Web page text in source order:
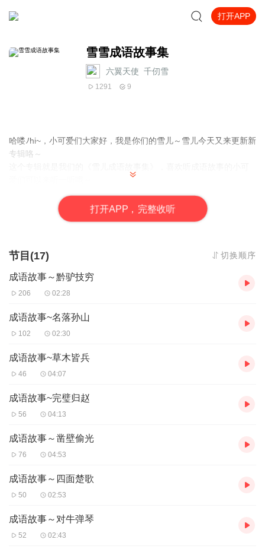
打开APP
雪雪成语故事集
六翼天使_千仞雪
1291 9
哈喽ﾉhi~，小可爱们大家好，我是你们的雪儿～雪儿今天又来更新新
专辑咯～
打开APP，完整收听
节目(17) 切换顺序
成语故事～黔驴技穷
206 02:28
成语故事~名落孙山
102 02:30
成语故事~草木皆兵
46 04:07
成语故事~完璧归赵
56 04:13
成语故事～凿壁偷光
76 04:53
成语故事～四面楚歌
50 02:53
成语故事～对牛弹琴
52 02:43